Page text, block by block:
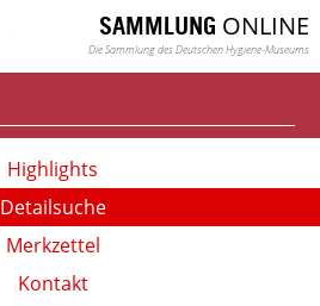
SAMMLUNG ONLINE
Die Sammlung des Deutschen Hygiene-Museums
Highlights
Detailsuche
Merkzettel
Kontakt